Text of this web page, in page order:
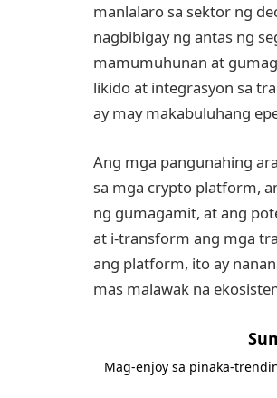
manlalaro sa sektor ng
nagbibigay ng antas ng
mamumuhunan at
likido at integrasyon sa
ay may makabuluhang
Ang mga pangunahing
sa mga crypto platform,
ng gumagamit, at ang
at i-transform ang mga
ang platform, ito ay
mas malawak na
Mag-enjoy sa pinaka-